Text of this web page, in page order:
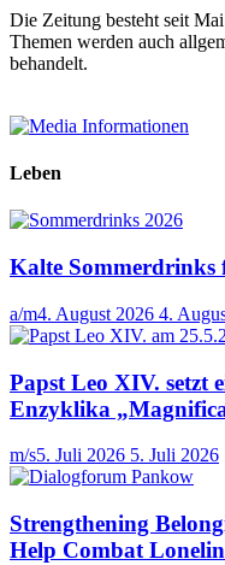
Die Zeitung besteht seit
Themen werden auch
behandelt.
Leben
Kalte Sommerdrinks
a/m4. August 2026 4.
Papst Leo XIV. setzt
Enzyklika
m/s5. Juli 2026 5. Juli 2026
Strengthening
Help Combat